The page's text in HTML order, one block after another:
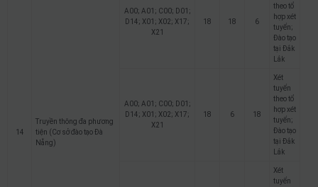
14
Truyền thông đa phương
tiện (Cơ sở đào tạo Đà
Nẵng)
A00; A01; C00; D01;
D14; X01; X02; X17;
X21
18 18 6
theo tổ
hợp xét
tuyển;
Đào tạo
tại Đắk
Lắk
A00; A01; C00; D01;
D14; X01; X02; X17;
X21
18 6 18
Xét
tuyển
theo tổ
hợp xét
tuyển;
Đào tạo
tại Đắk
Lắk
Xét
tuyển